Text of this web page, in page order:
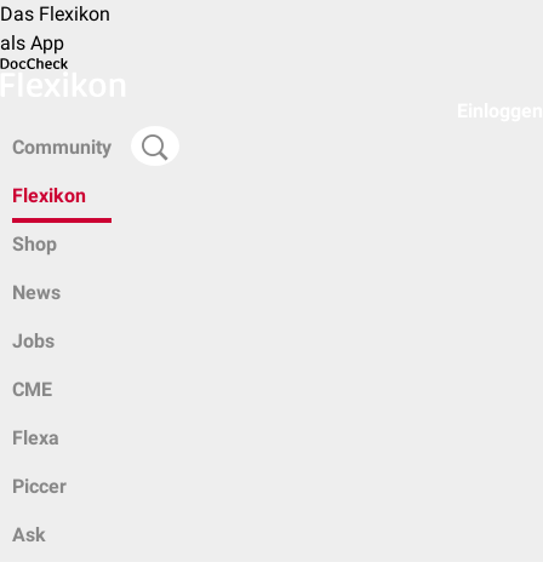
Das Flexikon
als App
Community
Flexikon
Shop
News
Jobs
CME
Flexa
Piccer
Ask